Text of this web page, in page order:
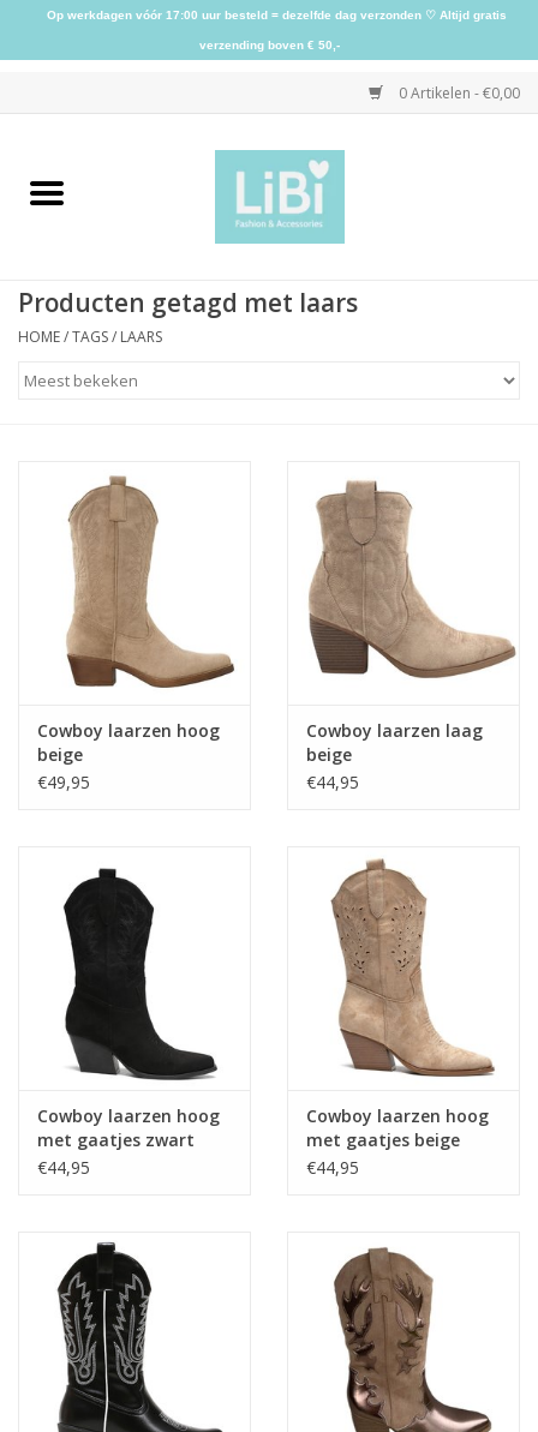
0 Artikelen - €0,00
Home
Schoenen
Accessoires
Home deco
Herensokken
Producten getagd met laars
HOME/TAGS/ LAARS
Cowboy laarzen hoog
beige
€49,95
Cowboy laarzen laag
beige
€44,95
Cowboy laarzen hoog
met gaatjes zwart
€44,95
Cowboy laarzen hoog
met gaatjes beige
€44,95
Op werkdagen vóór 17:00 uur besteld = dezelfde dag verzonden ♡ Altijd gratis
verzending boven € 50,-